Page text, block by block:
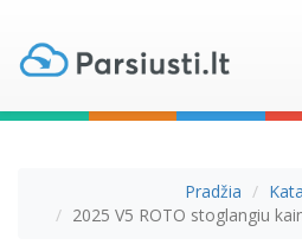
Pradžia
2025 V5 ROTO stoglangiu